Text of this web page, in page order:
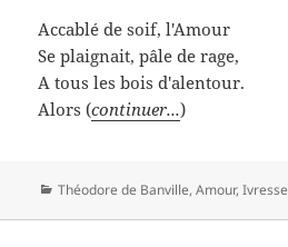
Accablé de soif, l'Amour
Se plaignait, pâle de rage,
A tous les bois d'alentour.
Alors (continuer...)
Catégories
Théodore de Banville,Amour,Ivresse